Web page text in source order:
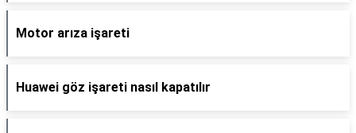
Motor arıza işareti
Huawei göz işareti nasıl kapatılır